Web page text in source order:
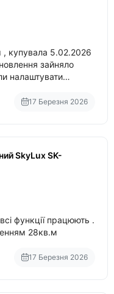
купувала 5.02.2026
17 Березня 2026
SkyLux SK-
функції працюють .
28кв.м
17 Березня 2026